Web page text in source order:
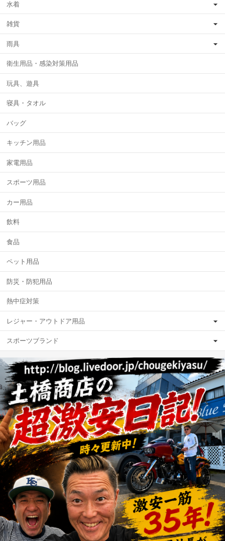
水着
雑貨
雨具
衛生用品・感染対策用品
玩具、遊具
寝具・タオル
バッグ
キッチン用品
家電用品
スポーツ用品
カー用品
飲料
食品
ペット用品
防災・防犯用品
熱中症対策
レジャー・アウトドア用品
スポーツブランド